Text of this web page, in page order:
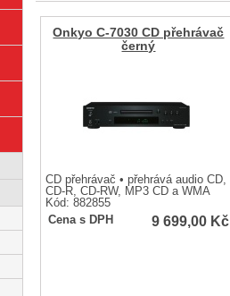
Onkyo C-7030 CD přehrávač
černý
CD přehrávač • přehrává audio CD,
CD-R, CD-RW, MP3 CD a WMA
Kód: 882855
Cena s DPH
9 699,00 Kč